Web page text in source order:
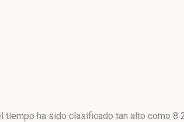
ha sido clasificado tan alto como 8